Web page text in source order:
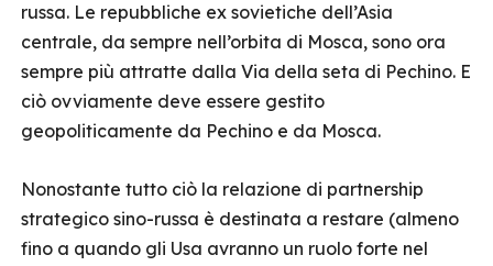
russa. Le repubbliche ex sovietiche dell’Asia
centrale, da sempre nell’orbita di Mosca, sono ora
sempre più attratte dalla Via della seta di Pechino. E
ciò ovviamente deve essere gestito
geopoliticamente da Pechino e da Mosca.
Nonostante tutto ciò la relazione di partnership
strategico sino-russa è destinata a restare (almeno
fino a quando gli Usa avranno un ruolo forte nel